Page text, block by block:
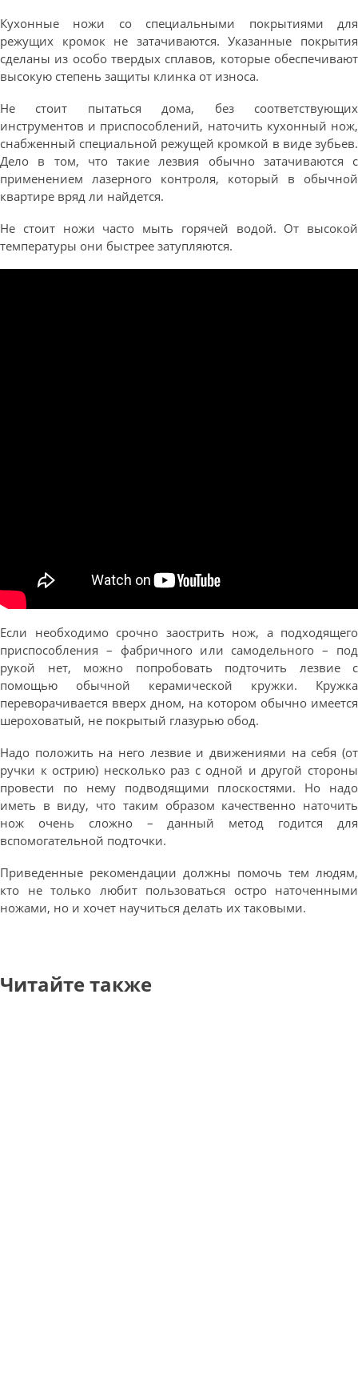
Кухонные ножи со специальными покрытиями для
режущих кромок не затачиваются. Указанные покрытия
сделаны из особо твердых сплавов, которые обеспечивают
высокую степень защиты клинка от износа.
Не стоит пытаться дома, без соответствующих
инструментов и приспособлений, наточить кухонный нож,
снабженный специальной режущей кромкой в виде зубьев.
Дело в том, что такие лезвия обычно затачиваются с
применением лазерного контроля, который в обычной
квартире вряд ли найдется.
Не стоит ножи часто мыть горячей водой. От высокой
температуры они быстрее затупляются.
Если необходимо срочно заострить нож, а подходящего
приспособления – фабричного или самодельного – под
рукой нет, можно попробовать подточить лезвие с
помощью обычной керамической кружки. Кружка
переворачивается вверх дном, на котором обычно имеется
шероховатый, не покрытый глазурью обод.
Надо положить на него лезвие и движениями на себя (от
ручки к острию) несколько раз с одной и другой стороны
провести по нему подводящими плоскостями. Но надо
иметь в виду, что таким образом качественно наточить
нож очень сложно – данный метод годится для
вспомогательной подточки.
Приведенные рекомендации должны помочь тем людям,
кто не только любит пользоваться остро наточенными
ножами, но и хочет научиться делать их таковыми.
Читайте также